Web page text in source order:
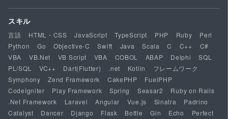
スキル
言語 HTML・CSS JavaScript TypeScript PHP Ruby
Perl
Python
Go Objective-C Swift Java Scala C C++
C#
VBA
VB.Net VB Script VBA COBOL ABAP Delphi
SQL
PL/SQL
VC++ Dart(Flutter) .net Kotlin
フレームワーク
Symphony
Zend Framework CakePHP
FuelPHP
CodeIgniter
Play Framework Spring Seasar2
Ruby on Rails
.Net Framework
Laravel Angular Vue.js Sinatra
Padrino
Catalyst
Dancer Django Flask Bottle Gin Echo
Perfect